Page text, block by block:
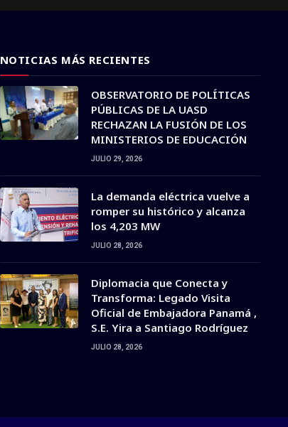
NOTICIAS MÁS RECIENTES
OBSERVATORIO DE POLÍTICAS
PÚBLICAS DE LA UASD
RECHAZAN LA FUSIÓN DE LOS
MINISTERIOS DE EDUCACIÓN
JULIO 29, 2026
La demanda eléctrica vuelve a
romper su histórico y alcanza
los 4,203 MW
JULIO 28, 2026
Diplomacia que Conecta y
Transforma: Legado Visita
Oficial de Embajadora Panamá ,
S.E. Yira a Santiago Rodríguez
JULIO 28, 2026